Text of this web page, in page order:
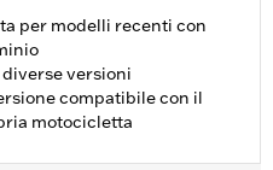
per modelli recenti con
versioni
compatibile con il
motocicletta